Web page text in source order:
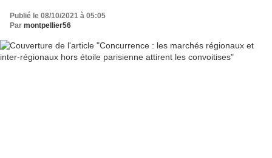
Publié le 08/10/2021 à 05:05
Par montpellier56